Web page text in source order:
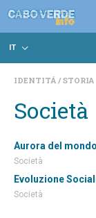
IT
IDENTITÁ STORIA
Società
Aurora del
Società
Evoluzione
Società